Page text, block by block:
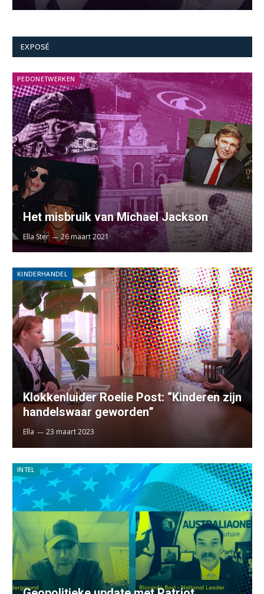
EXPOSÉ
PEDONETWERKEN
Het misbruik van Michael Jackson
Ella Ster 26 maart 2021
KINDERHANDEL
Klokkenluider Roelie Post: “Kinderen zijn
handelswaar geworden”
Ella 23 maart 2023
INTEL